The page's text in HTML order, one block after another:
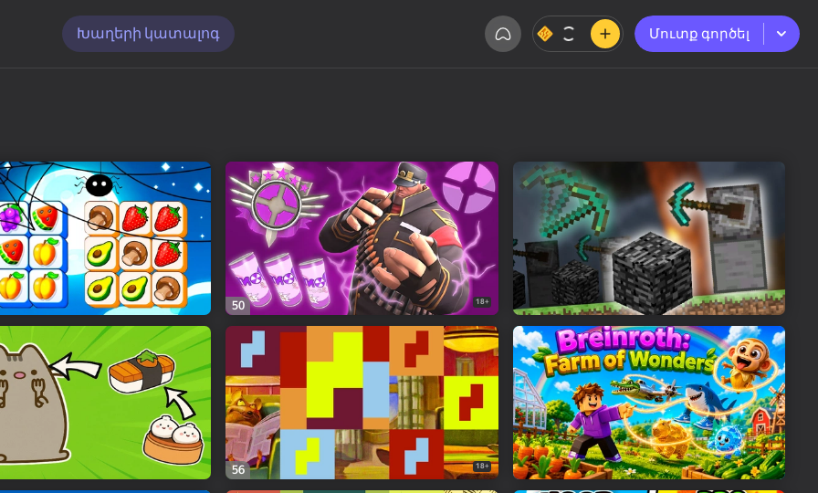
Խաղերի կատալոգ
Մուտք գործել
Մուտք գործել
50 18+
56 18+